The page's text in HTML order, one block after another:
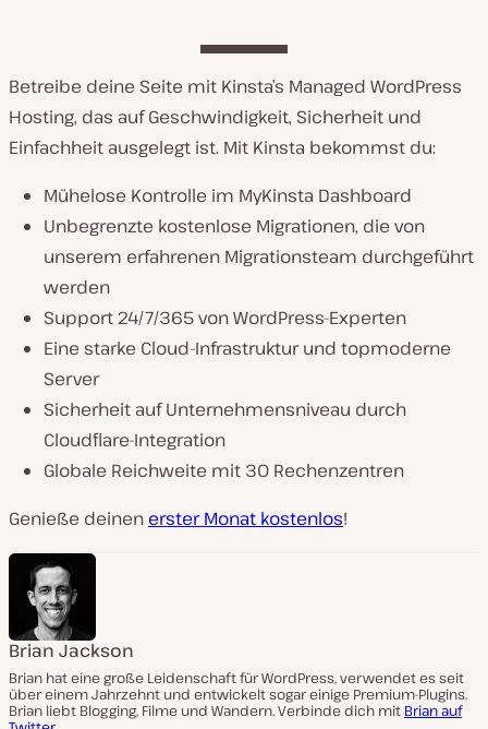
Betreibe deine Seite mit Kinsta’s Managed WordPress
Hosting, das auf Geschwindigkeit, Sicherheit und
Einfachheit ausgelegt ist. Mit Kinsta bekommst du:
Mühelose Kontrolle im MyKinsta Dashboard
Unbegrenzte kostenlose Migrationen, die von
unserem erfahrenen Migrationsteam durchgeführt
werden
Support 24/7/365 von WordPress-Experten
Eine starke Cloud-Infrastruktur und topmoderne
Server
Sicherheit auf Unternehmensniveau durch
Cloudflare-Integration
Globale Reichweite mit 30 Rechenzentren
Genieße deinen erster Monat kostenlos!
Brian Jackson
Brian hat eine große Leidenschaft für WordPress, verwendet es seit
über einem Jahrzehnt und entwickelt sogar einige Premium-Plugins.
Brian liebt Blogging, Filme und Wandern. Verbinde dich mit Brian auf